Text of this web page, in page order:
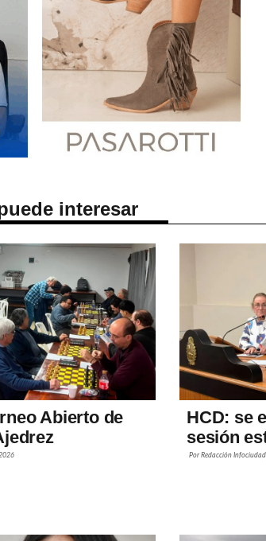
interesar
Abierto de
HCD: se
sesión
Por Redacción Infociudad